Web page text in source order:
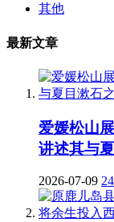
其他
最新文章
爱媛松山
讲述其与
2026-07-09